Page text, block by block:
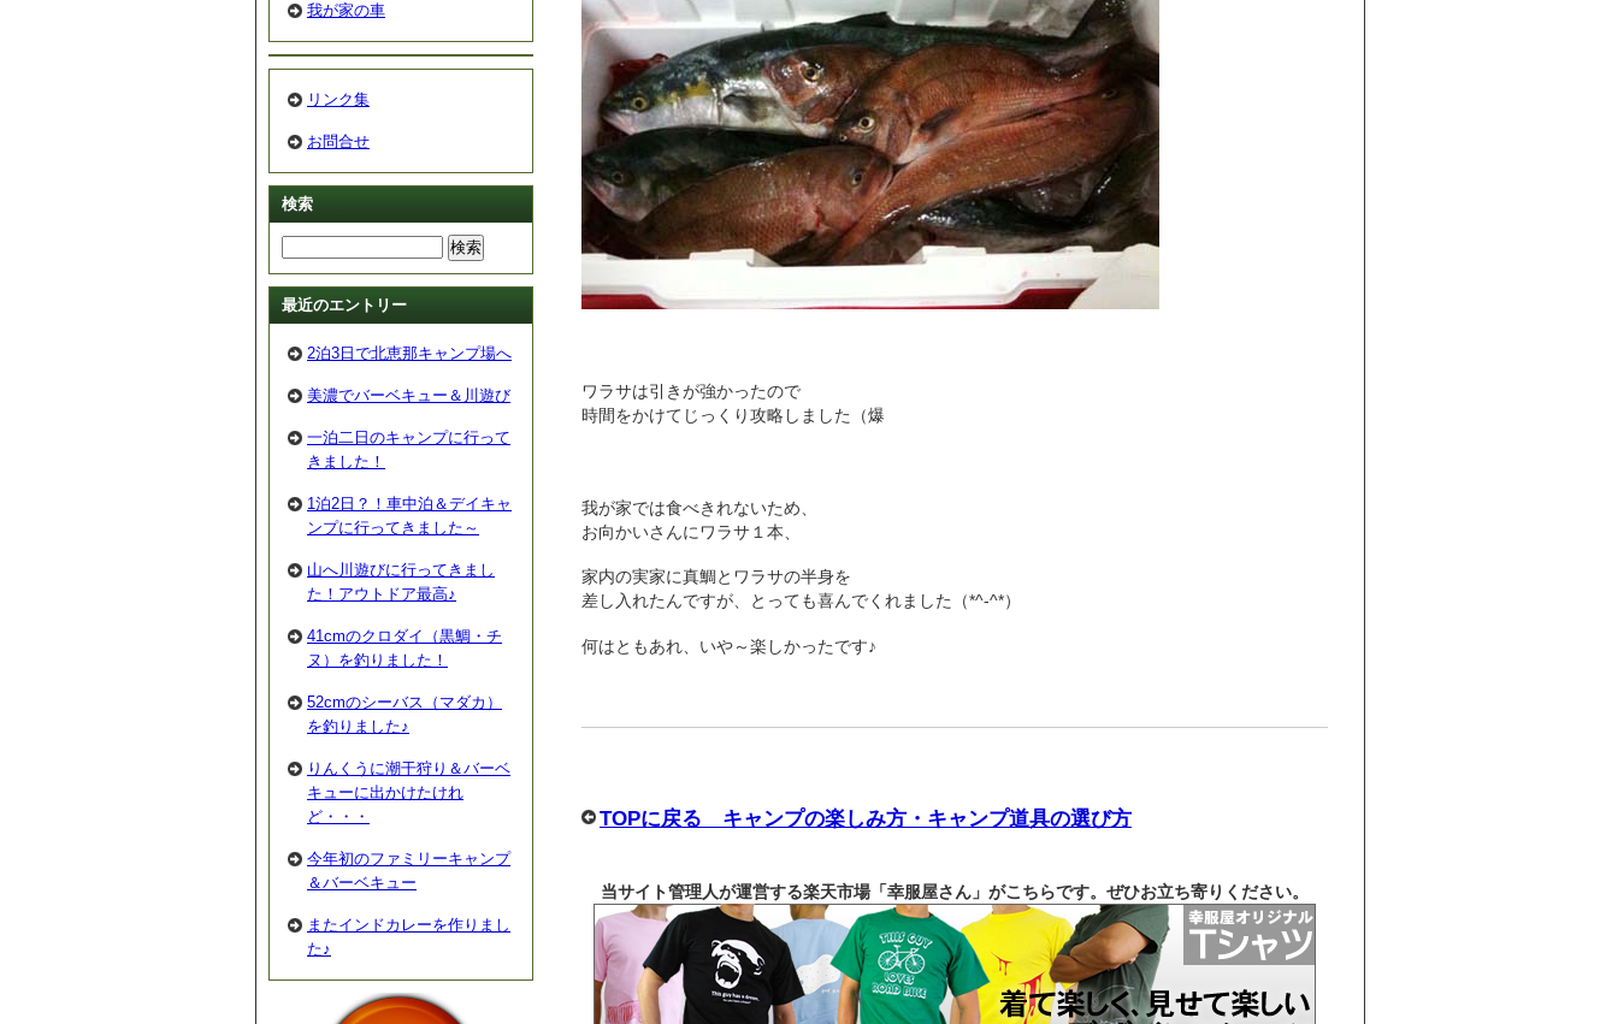
ワラサは引きが強かったので
時間をかけてじっくり攻略しました（爆
我が家では食べきれないため、
お向かいさんにワラサ１本、
家内の実家に真鯛とワラサの半身を
差し入れたんですが、とっても喜んでくれました（*^-^*）
何はともあれ、いや～楽しかったです♪
TOPに戻る キャンプの楽しみ方・キャンプ道具の選び方
当サイト管理人が運営する楽天市場「幸服屋さん」がこちらです。ぜひお立ち寄りください。
我が家の車
リンク集
お問合せ
検索
最近のエントリー
2泊3日で北恵那キャンプ場へ
美濃でバーベキュー＆川遊び
一泊二日のキャンプに行って
きました！
1泊2日？！車中泊＆デイキャ
ンプに行ってきました～
山へ川遊びに行ってきまし
た！アウトドア最高♪
41cmのクロダイ（黒鯛・チ
ヌ）を釣りました！
52cmのシーバス（マダカ）
を釣りました♪
りんくうに潮干狩り＆バーベ
キューに出かけたけれ
ど・・・
今年初のファミリーキャンプ
＆バーベキュー
またインドカレーを作りまし
た♪